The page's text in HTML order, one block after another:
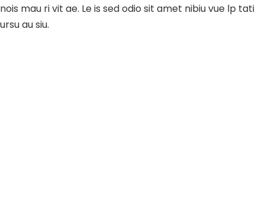
nois mau ri vit ae. Le is sed odio sit amet nibiu vue lp tati
ursu au siu.